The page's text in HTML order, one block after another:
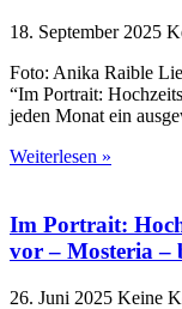
18. September 2025
Foto: Anika Raible
“Im Portrait:
jeden Monat ein
Weiterlesen »
Im Portrait:
vor – Mosteria –
26. Juni 2025 Keine